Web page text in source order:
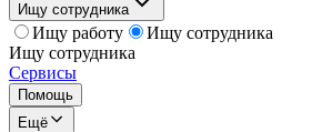
Ищу сотрудника
Ищу работу
Ищу сотрудника
Ищу сотрудника
Сервисы
Помощь
Ещё